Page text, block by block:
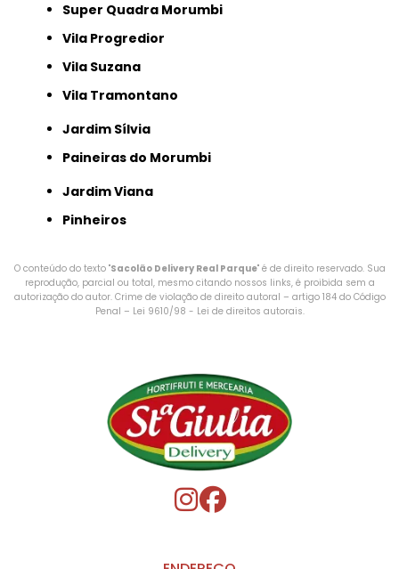
Super Quadra Morumbi
Vila Progredior
Vila Suzana
Vila Tramontano
Jardim Sílvia
Paineiras do Morumbi
Jardim Viana
Pinheiros
O conteúdo do texto "Sacolão Delivery Real Parque" é de direito reservado. Sua
reprodução, parcial ou total, mesmo citando nossos links, é proibida sem a
autorização do autor. Crime de violação de direito autoral – artigo 184 do Código
Penal – Lei 9610/98 - Lei de direitos autorais.